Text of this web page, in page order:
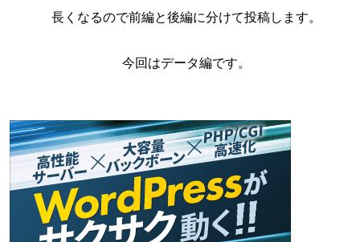
長くなるので前編と後編に分けて投稿します。
今回はデータ編です。